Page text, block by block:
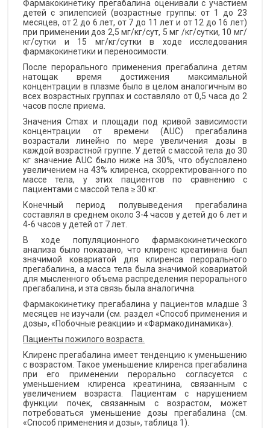
Фармакокинетику прегабалина оценивали с участием
детей с эпилепсией (возрастные группы: от 1 до 23
месяцев, от 2 до 6 лет, от 7 до 11 лет и от 12 до 16 лет)
при применении доз 2,5 мг/кг/сут, 5 мг /кг/сутки, 10 мг/
кг/сутки и 15 мг/кг/сутки в ходе исследования
фармакокинетики и переносимости.
После перорального применения прегабалина детям
натощак время достижения максимальной
концентрации в плазме было в целом аналогичным во
всех возрастных группах и составляло от 0,5 часа до 2
часов после приема.
Значения Cmax и площади под кривой зависимости
концентрации от времени (AUC) прегабалина
возрастали линейно по мере увеличения дозы в
каждой возрастной группе. У детей с массой тела до 30
кг значение AUC было ниже на 30%, что обусловлено
увеличением на 43% клиренса, скорректированного по
массе тела, у этих пациентов по сравнению с
пациентами с массой тела ≥ 30 кг.
Конечный период полувыведения прегабалина
составлял в среднем около 3-4 часов у детей до 6 лет и
4-6 часов у детей от 7 лет.
В ходе популяционного фармакокинетического
анализа было показано, что клиренс креатинина был
значимой ковариатой для клиренса перорального
прегабалина, а масса тела была значимой ковариатой
для мысленного объема распределения перорального
прегабалина, и эта связь была аналогична.
Фармакокинетику прегабалина у пациентов младше 3
месяцев не изучали (см. раздел «Способ применения и
дозы», «Побочные реакции» и «Фармакодинамика»).
Пациенты пожилого возраста.
Клиренс прегабалина имеет тенденцию к уменьшению
с возрастом. Такое уменьшение клиренса прегабалина
при его применении перорально согласуется с
уменьшением клиренса креатинина, связанным с
увеличением возраста. Пациентам с нарушением
функции почек, связанным с возрастом, может
потребоваться уменьшение дозы прегабалина (см.
«Способ применения и дозы», таблица 1).